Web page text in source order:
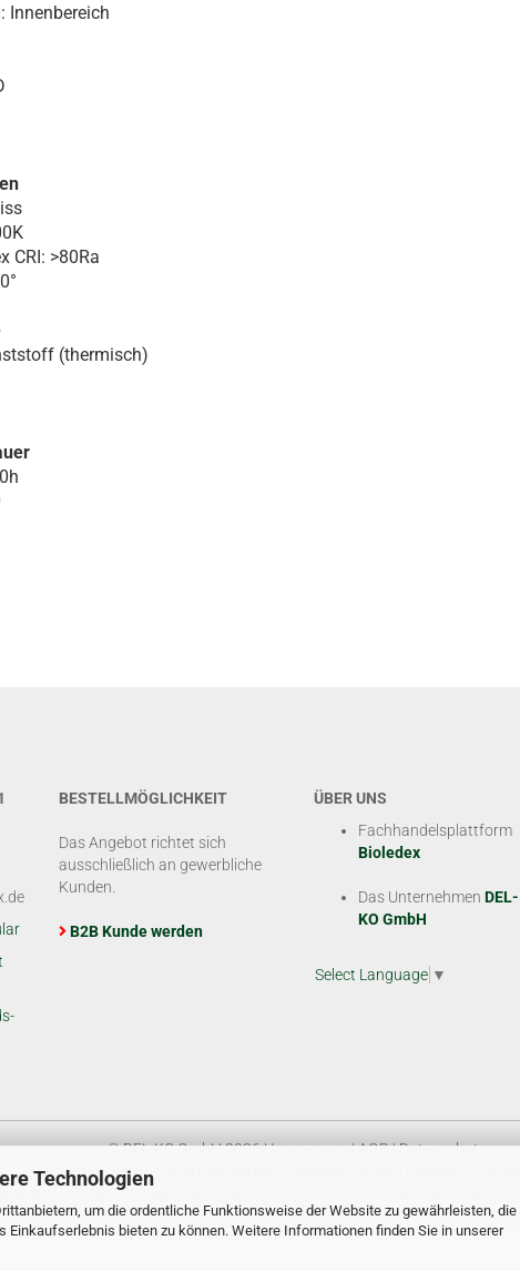
Technologien
um die ordentliche Funktionsweise der Website zu gewährleisten, die
bieten zu können. Weitere Informationen finden Sie in unserer
Innenbereich
CRI: >80Ra
(thermisch)
BESTELLMÖGLICHKEIT
Das Angebot richtet sich
ausschließlich an gewerbliche
Kunden.
B2B Kunde werden
ÜBER UNS
Fachhandelsplattform
Bioledex
Das Unternehmen DEL-
KO GmbH
Select Language ▼
© DEL-KO GmbH 2026 |Impressum|AGB|Datenschutz
Kontakt|Vertriebspartner werden
für LED Leuchten, Leuchtmittel, Schalterprogrammen und